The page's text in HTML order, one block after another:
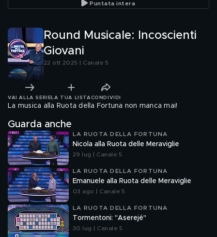
Puntata intera
Round Musicale: Incoscienti
Giovani
22 ott 2025 | Canale 5
VAI ALLA SERIE LA TUA LISTA CONDIVIDI
La musica alla Ruota della Fortuna non manca mai!
Guarda anche
LA RUOTA DELLA FORTUNA
Nicola alla Ruota delle Meraviglie
29 lug | Canale 5
LA RUOTA DELLA FORTUNA
Emanuele alla Ruota delle Meraviglie
03 ago | Canale 5
LA RUOTA DELLA FORTUNA
Tormentoni: "Aserejé"
30 lug | Canale 5